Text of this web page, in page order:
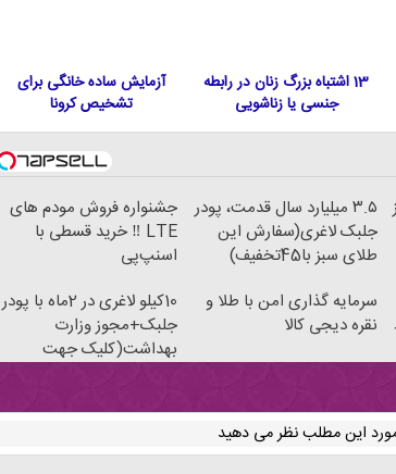
13 اشتباه بزرگ زنان در رابطه
جنسی یا زناشویی
آزمایش ساده خانگی برای
تشخیص کرونا
۳.۵ میلیارد سال قدمت، پودر
جلبک لاغری(سفارش این
طلای سبز با45تخفیف)
جشنواره فروش مودم های
LTE ‼️ خرید قسطی با
اسنپ‌پی
سرمایه گذاری امن با طلا و
نقره دیجی کالا
10کیلو لاغری در 2ماه با پودر
جلبک+مجوز وزارت
بهداشت(کلیک جهت
این مطلب نظر می دهید